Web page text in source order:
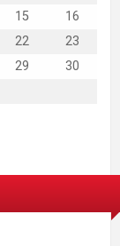
15
16
22
23
29
30